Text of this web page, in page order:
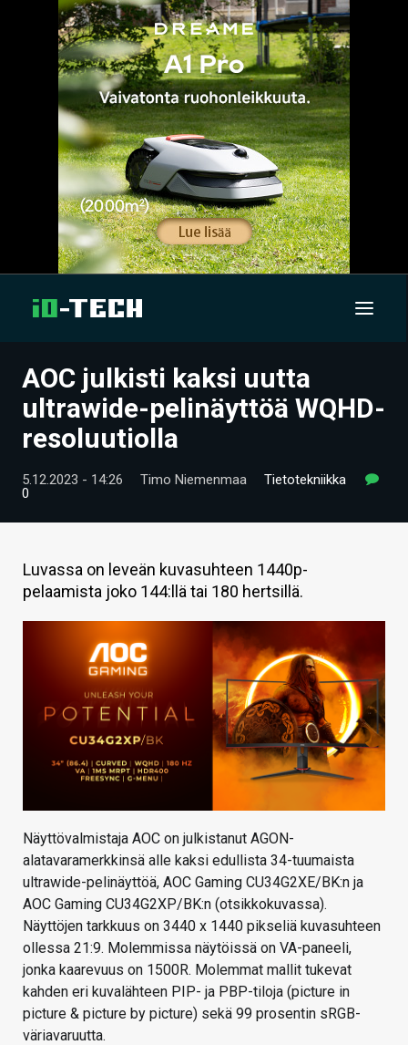
UUTISET
ARTIKKELIT
VIDEOT
HINTA.FI
KAUPPA
VAIHDA TEEMA
AOC julkisti kaksi uutta
ultrawide-pelinäyttöä WQHD-
resoluutiolla
5.12.2023 - 14:26 Timo Niemenmaa
Tietotekniikka
0
Luvassa on leveän kuvasuhteen 1440p-
pelaamista joko 144:llä tai 180 hertsillä.
Näyttövalmistaja AOC on julkistanut AGON-
alatavaramerkkinsä alle kaksi edullista 34-tuumaista
ultrawide-pelinäyttöä, AOC Gaming CU34G2XE/BK:n ja
AOC Gaming CU34G2XP/BK:n (otsikkokuvassa).
Näyttöjen tarkkuus on 3440 x 1440 pikseliä kuvasuhteen
ollessa 21:9. Molemmissa näytöissä on VA-paneeli,
jonka kaarevuus on 1500R. Molemmat mallit tukevat
kahden eri kuvalähteen PIP- ja PBP-tiloja (picture in
picture & picture by picture) sekä 99 prosentin sRGB-
väriavaruutta.